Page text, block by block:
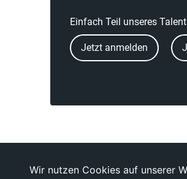
Einfach Teil unseres
Jetzt anmelden
Wir nutzen Cookies auf unserer